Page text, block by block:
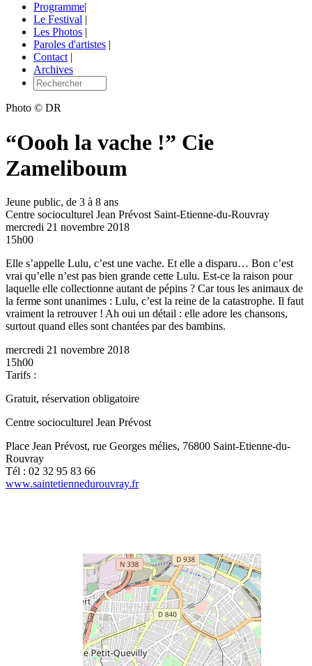
Programme|
Le Festival |
Les Photos |
Paroles d'artistes |
Contact |
Archives
Photo © DR
“Oooh la vache !” Cie
Zameliboum
Jeune public, de 3 à 8 ans
Centre socioculturel Jean Prévost Saint-Etienne-du-Rouvray
mercredi 21 novembre 2018
15h00
Elle s’appelle Lulu, c’est une vache. Et elle a disparu… Bon c’est
vrai qu’elle n’est pas bien grande cette Lulu. Est-ce la raison pour
laquelle elle collectionne autant de pépins ? Car tous les animaux de
la ferme sont unanimes : Lulu, c’est la reine de la catastrophe. Il faut
vraiment la retrouver ! Ah oui un détail : elle adore les chansons,
surtout quand elles sont chantées par des bambins.
mercredi 21 novembre 2018
15h00
Tarifs :
Gratuit, réservation obligatoire
Centre socioculturel Jean Prévost
Place Jean Prévost, rue Georges mélies, 76800 Saint-Etienne-du-
Rouvray
Tél : 02 32 95 83 66
www.saintetiennedurouvray.fr